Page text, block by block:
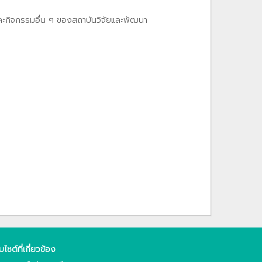
กิจกรรมอื่น ๆ ของสถาบันวิจัยและพัฒนา
ไซต์ที่เกี่ยวข้อง